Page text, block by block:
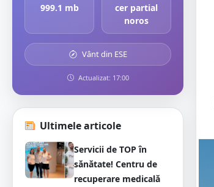
999.1 mb
cer partial
noros
Vânt din ESE
Actualizat: 17:00
Ultimele articole
Servicii de TOP în
sănătate! Centru de
recuperare medicală